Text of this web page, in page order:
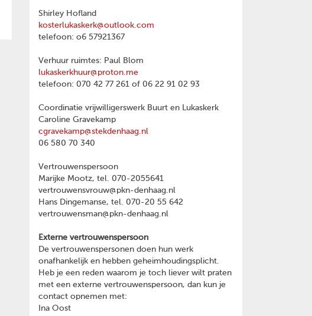
Shirley Hofland
kosterlukaskerk@outlook.com
telefoon: o6 57921367
Verhuur ruimtes: Paul Blom
lukaskerkhuur@proton.me
telefoon: 070 42 77 261 of 06 22 91 02 93
Coordinatie vrijwilligerswerk Buurt en Lukaskerk
Caroline Gravekamp
cgravekamp@stekdenhaag.nl
06 580 70 340
Vertrouwenspersoon
Marijke Mootz, tel. 070-2055641
vertrouwensvrouw@pkn-denhaag.nl
Hans Dingemanse, tel. 070-20 55 642
vertrouwensman@pkn-denhaag.nl
Externe vertrouwenspersoon
De vertrouwenspersonen doen hun werk
onafhankelijk en hebben geheimhoudingsplicht.
Heb je een reden waarom je toch liever wilt praten
met een externe vertrouwenspersoon, dan kun je
contact opnemen met:
Ina Oost